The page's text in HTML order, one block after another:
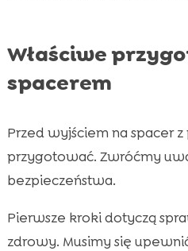
Właściwe
spacerem
Przed wyjściem na spacer
przygotować. Zwróćmy
bezpieczeństwa.
Pierwsze kroki dotyczą
zdrowy. Musimy się